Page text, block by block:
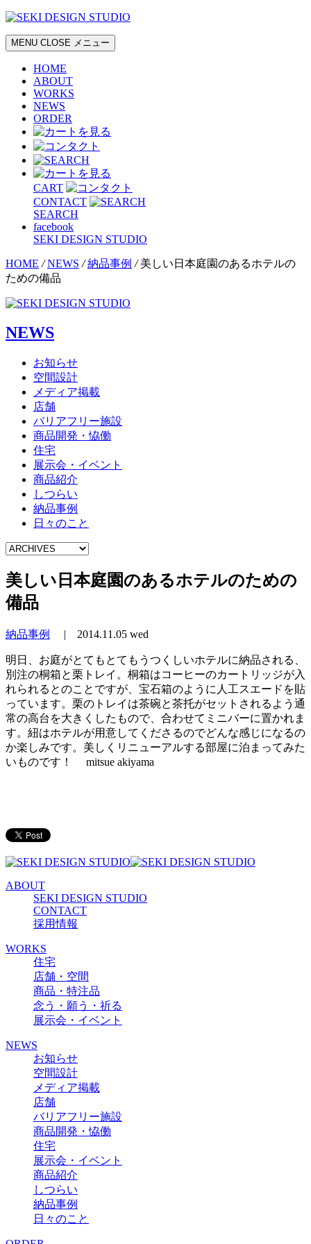
MENU CLOSE メニュー
HOME
ABOUT
WORKS
NEWS
ORDER
CART
CONTACT
SEARCH
facebook
SEKI DESIGN STUDIO
HOME / NEWS / 納品事例 / 美しい日本庭園のあるホテルの
ための備品
NEWS
お知らせ
空間設計
メディア掲載
店舗
バリアフリー施設
商品開発・恊働
住宅
展示会・イベント
商品紹介
しつらい
納品事例
日々のこと
美しい日本庭園のあるホテルのための
備品
納品事例 | 2014.11.05 wed
明日、お庭がとてもとてもうつくしいホテルに納品される、
別注の桐箱と栗トレイ。桐箱はコーヒーのカートリッジが入
れられるとのことですが、宝石箱のように人工スエードを貼
っています。栗のトレイは茶碗と茶托がセットされるよう通
常の高台を大きくしたもので、合わせてミニバーに置かれま
す。紐はホテルが用意してくださるのでどんな感じになるの
か楽しみです。美しくリニューアルする部屋に泊まってみた
いものです！ mitsue akiyama
ABOUT
SEKI DESIGN STUDIO
CONTACT
採用情報
WORKS
住宅
店舗・空間
商品・特注品
念う・願う・祈る
展示会・イベント
NEWS
お知らせ
空間設計
メディア掲載
店舗
バリアフリー施設
商品開発・恊働
住宅
展示会・イベント
商品紹介
しつらい
納品事例
日々のこと